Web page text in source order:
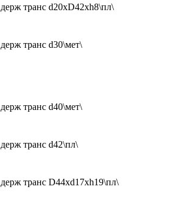
держ транс d20xD42xh8\пл\
держ транс d30\мет\
держ транс d40\мет\
держ транс d42\пл\
держ транс D44xd17xh19\пл\